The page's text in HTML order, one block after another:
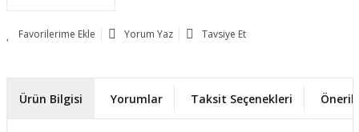
Yorum Yaz Tavsiye Et
Ürün Bilgisi Yorumlar Taksit Seçenekleri